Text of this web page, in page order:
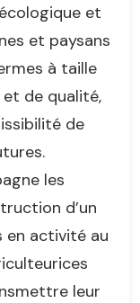
et
et paysans
à taille
de qualité,
de
les
d’un
en activité au
leur